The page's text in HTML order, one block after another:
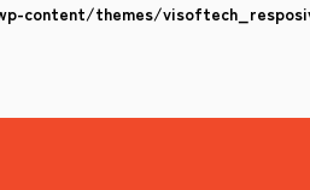
content/themes/